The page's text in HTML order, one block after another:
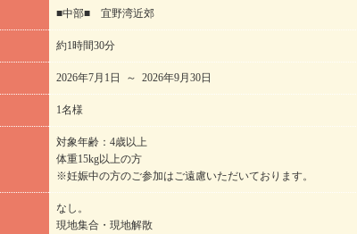
■中部■ 宜野湾近郊
約1時間30分
2026年7月1日 ～ 2026年9月30日
1名様
対象年齢：4歳以上
体重15kg以上の方
※妊娠中の方のご参加はご遠慮いただいております。
なし。
現地集合・現地解散